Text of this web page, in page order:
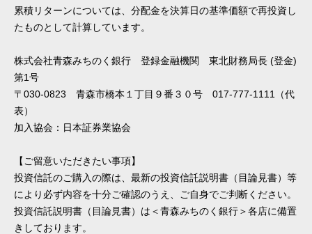
累積リターンについては、分配金を決算日の基準価額で再投資し
たものとして計算しています。
株式会社青森みちのく銀行 登録金融機関 東北財務局長 (登金)
第1号
〒030-0823 青森市橋本１丁目９番３０号 017-777-1111（代
表）
加入協会：日本証券業協会
【ご留意いただきたい事項】
投資信託のご購入の際は、最新の投資信託説明書（目論見書）等
により必ず内容を十分ご確認のうえ、ご自身でご判断ください。
投資信託説明書（目論見書）は＜青森みちのく銀行＞各店に備置
きしております。